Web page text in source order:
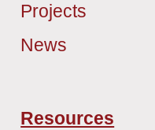
Projects
News
Resources